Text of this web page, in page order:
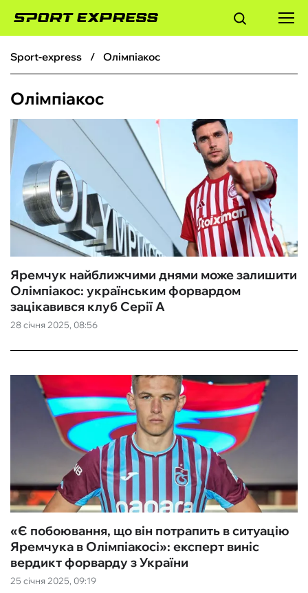
ФУТБОЛ
БОКС
ХОКЕЙ
ТЕНІС
КІБЕРСПОРТ
ЧС-2026
ІНШІ
БУКМЕКЕРИ
sport-express Олімпіакос
Олімпіакос
28 січня 2025, 08:56
Яремчук найближчими днями може залишити
Олімпіакос: українським форвардом
зацікавився клуб Серії А
25 січня 2025, 09:19
«Є побоювання, що він потрапить в ситуацію
Яремчука в Олімпіакосі»: експерт виніс
вердикт форварду з України